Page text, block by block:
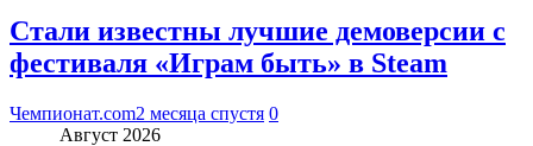
Стали известны лучшие демоверсии с
фестиваля «Играм быть» в Steam
Чемпионат.com2 месяца спустя 0
Август 2026